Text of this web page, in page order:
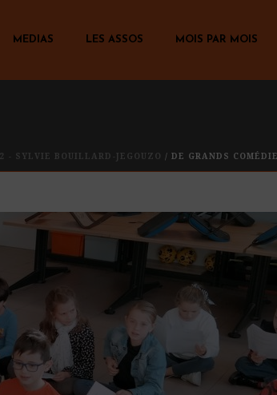
MEDIAS LES ASSOS MOIS PAR MOIS
- SYLVIE BOUILLARD-JEGOUZO / DE GRANDS